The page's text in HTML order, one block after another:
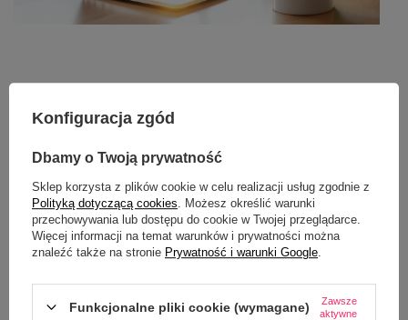
zadawane pytania (FAQ)
Konfiguracja zgód
Dbamy o Twoją prywatność
Sklep korzysta z plików cookie w celu realizacji usług zgodnie z
Polityką dotyczącą cookies . Możesz określić warunki
przechowywania lub dostępu do cookie w Twojej przeglądarce.
Więcej informacji na temat warunków i prywatności można
znaleźć także na stronie Prywatność i warunki Google
Funkcjonalne pliki cookie (wymagane)
Zawsze
aktywne